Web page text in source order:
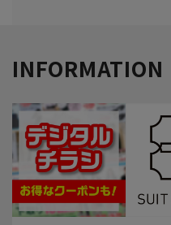
INFORMATION